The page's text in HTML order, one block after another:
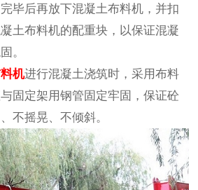
毕后再放下混凝土布料机，并扣
土布料机的配重块，以保证混凝
。
机进行混凝土浇筑时，采用布料
固定架用钢管固定牢固，保证砼
不摇晃、不倾斜。